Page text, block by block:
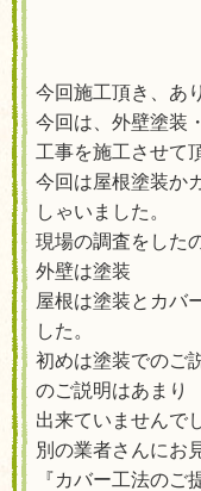
今回施工頂き、あ
今回は、外壁塗装
工事を施工させて
今回は屋根塗装か
しゃいました。
現場の調査をした
外壁は塗装
屋根は塗装とカバ
した。
初めは塗装でのご
のご説明はあまり
出来ていませんで
別の業者さんにお
『カバー工法のご